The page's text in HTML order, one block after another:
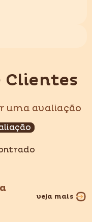
Clientes
uma avaliação
veja mais